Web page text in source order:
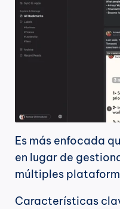
Es más enfocada
en lugar de
múltiples
Características